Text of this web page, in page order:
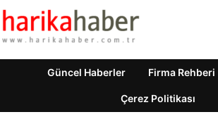
Güncel Haberler Firma Rehberi
Çerez Politikası